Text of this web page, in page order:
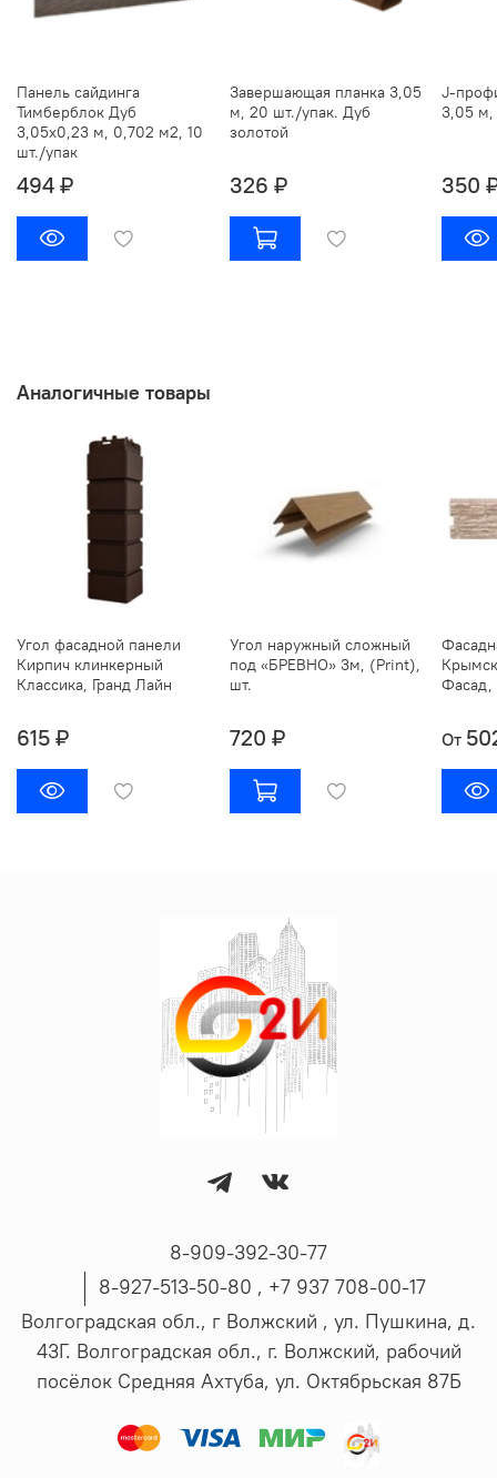
Панель сайдинга
Тимберблок Дуб
3,05х0,23 м, 0,702 м2, 10
шт./упак
494 ₽
Завершающая планка 3,05
м, 20 шт./упак. Дуб
золотой
326 ₽
J-
3,05 м,
350
Аналогичные товары
Угол фасадной панели
Кирпич клинкерный
Классика, Гранд Лайн
615 ₽
Угол наружный сложный
под «БРЕВНО» 3м, (Print),
шт.
720 ₽
Фасад,
От
8-909-392-30-77
8-927-513-50-80 , ‪+7 937 708-00-17
Волгоградская обл., г Волжский , ул. Пушкина, д.
43Г. Волгоградская обл., г. Волжский, рабочий
посёлок Средняя Ахтуба, ул. Октябрьская 87Б